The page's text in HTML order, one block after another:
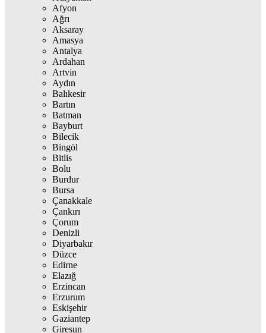
Afyon
Ağrı
Aksaray
Amasya
Antalya
Ardahan
Artvin
Aydın
Balıkesir
Bartın
Batman
Bayburt
Bilecik
Bingöl
Bitlis
Bolu
Burdur
Bursa
Çanakkale
Çankırı
Çorum
Denizli
Diyarbakır
Düzce
Edirne
Elazığ
Erzincan
Erzurum
Eskişehir
Gaziantep
Giresun